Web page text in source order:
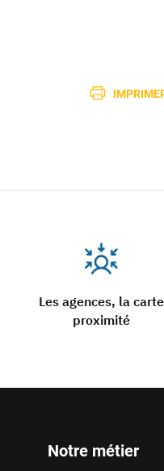
Les agences, la carte
proximité
Notre métier